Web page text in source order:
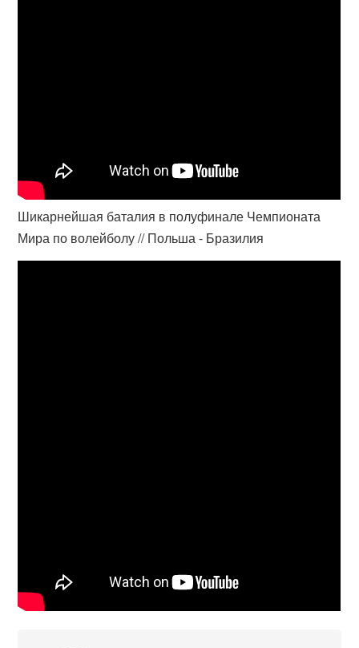
Шикарнейшая баталия в полуфинале Чемпионата
Мира по волейболу // Польша - Бразилия